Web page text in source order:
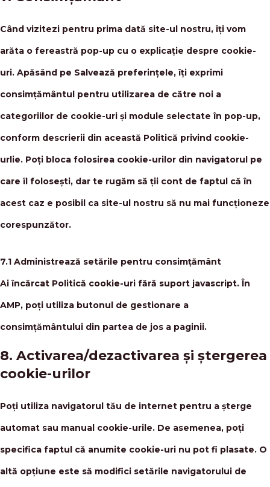
Când vizitezi pentru prima dată site-ul nostru, îți vom
arăta o fereastră pop-up cu o explicație despre cookie-
uri. Apăsând pe Salvează preferințele, îți exprimi
consimțământul pentru utilizarea de către noi a
categoriilor de cookie-uri și module selectate în pop-up,
conform descrierii din această Politică privind cookie-
urlie. Poți bloca folosirea cookie-urilor din navigatorul pe
care îl folosești, dar te rugăm să ții cont de faptul că în
acest caz e posibil ca site-ul nostru să nu mai funcționeze
corespunzător.
7.1 Administrează setările pentru consimțământ
Ai încărcat Politică cookie-uri fără suport javascript. În
AMP, poți utiliza butonul de gestionare a
consimțământului din partea de jos a paginii.
8. Activarea/dezactivarea și ștergerea
cookie-urilor
Poți utiliza navigatorul tău de internet pentru a șterge
automat sau manual cookie-urile. De asemenea, poți
specifica faptul că anumite cookie-uri nu pot fi plasate. O
altă opțiune este să modifici setările navigatorului de